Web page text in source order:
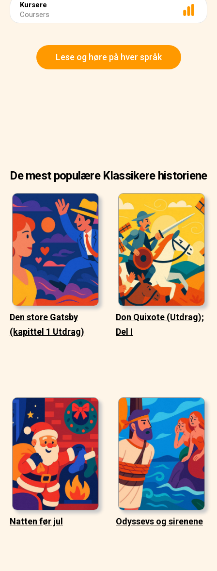
Kursere
Coursers
Lese og høre på hver språk
De mest populære Klassikere historiene
Den store Gatsby
(kapittel 1 Utdrag)
Don Quixote (Utdrag);
Del I
Natten før jul Odyssevs og sirenene